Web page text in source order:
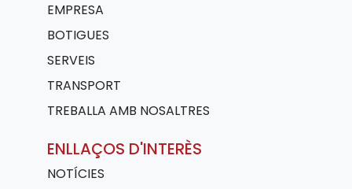
EMPRESA
BOTIGUES
SERVEIS
TRANSPORT
TREBALLA AMB NOSALTRES
ENLLAÇOS D'INTERÈS
NOTÍCIES